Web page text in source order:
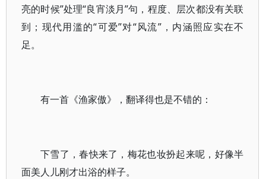
亮的时候”处理“良宵淡月”句，程度、层次都没有关联
到；现代用滥的“可爱”对“风流”，内涵照应实在不
足。
有一首《渔家傲》，翻译得也是不错的：
下雪了，春快来了，梅花也妆扮起来呢，好像半
面美人儿刚才出浴的样子。